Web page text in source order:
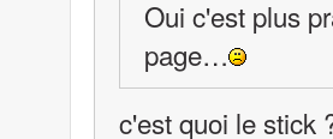
Oui c'est plus
page…
c'est quoi le stick